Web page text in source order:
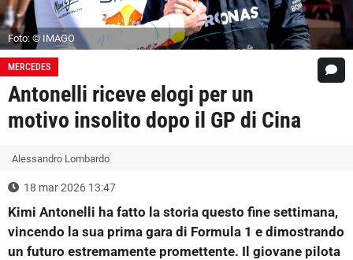
Foto: © IMAGO
MERCEDES
Antonelli riceve elogi per un
motivo insolito dopo il GP di Cina
Alessandro Lombardo
18 mar 2026 13:47
Kimi Antonelli ha fatto la storia questo fine settimana,
vincendo la sua prima gara di Formula 1 e dimostrando
un futuro estremamente promettente. Il giovane pilota